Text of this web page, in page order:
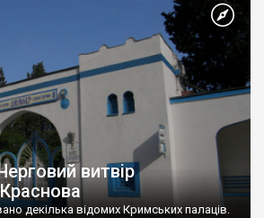
витвір
декілька відомих Кримських палаців.